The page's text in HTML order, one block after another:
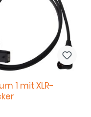
1 mit XLR-